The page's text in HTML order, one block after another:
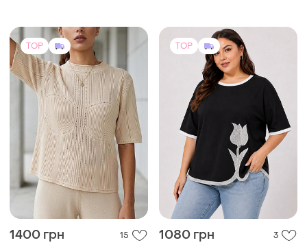
TOP
1400 грн 15
TOP
1080 грн 3